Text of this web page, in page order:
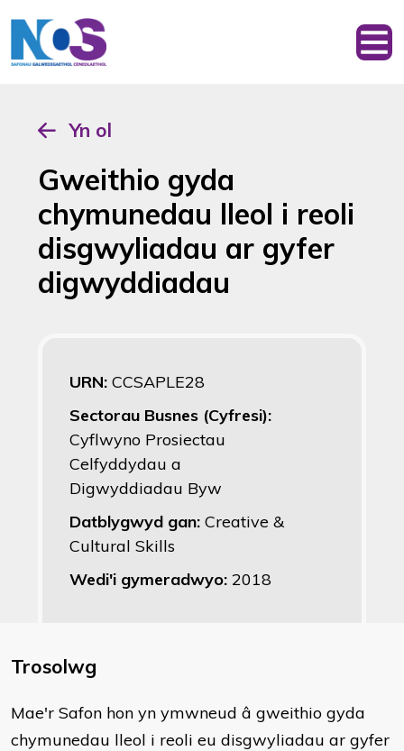
Yn ol
Gweithio gyda
chymunedau lleol i reoli
disgwyliadau ar gyfer
digwyddiadau
URN: CCSAPLE28
Sectorau Busnes (Cyfresi):
Cyflwyno Prosiectau
Celfyddydau a
Digwyddiadau Byw
Datblygwyd gan: Creative &
Cultural Skills
Wedi'i gymeradwyo: 2018
Trosolwg
Mae'r Safon hon yn ymwneud â gweithio gyda
chymunedau lleol i reoli eu disgwyliadau ar gyfer